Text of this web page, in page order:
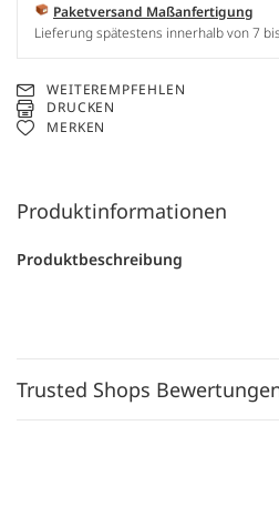
Paketversand Maßanfertigung
Lieferung spätestens innerhalb von 7
WEITEREMPFEHLEN
DRUCKEN
MERKEN
Produktinformationen
Produktbeschreibung
Trusted Shops